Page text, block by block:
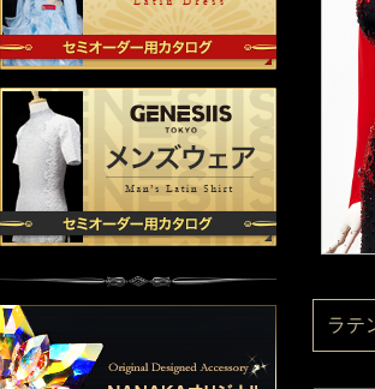
ラテ